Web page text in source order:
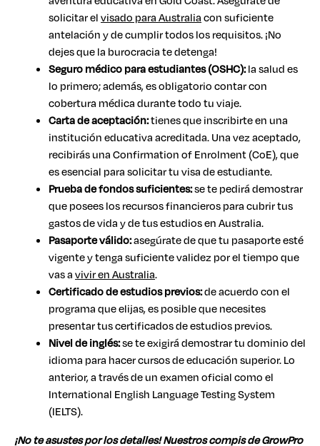
solicitar elvisado para Australiacon suficiente
antelación y de cumplir todos los requisitos. ¡No
dejes que la burocracia te detenga!
Seguro médico para estudiantes (OSHC):la salud es
lo primero; además, es obligatorio contar con
cobertura médica durante todo tu viaje.
Carta de aceptación:tienes que inscribirte en una
institución educativa acreditada. Una vez aceptado,
recibirás una Confirmation of Enrolment (CoE), que
es esencial para solicitar tu visa de estudiante.
Prueba de fondos suficientes:se te pedirá demostrar
que posees los recursos financieros para cubrir tus
gastos de vida y de tus estudios en Australia.
Pasaporte válido:asegúrate de que tu pasaporte esté
vigente y tenga suficiente validez por el tiempo que
vas avivir en Australia.
Certificado de estudios previos:de acuerdo con el
programa que elijas, es posible que necesites
presentar tus certificados de estudios previos.
Nivel de inglés:se te exigirá demostrar tu dominio del
idioma para hacer cursos de educación superior. Lo
anterior, a través de un examen oficial como el
International English Language Testing System
(IELTS).
¡No te asustes por los detalles! Nuestros compis de GrowPro